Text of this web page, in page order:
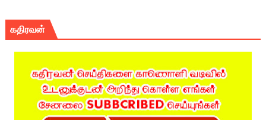
கதிரவன்